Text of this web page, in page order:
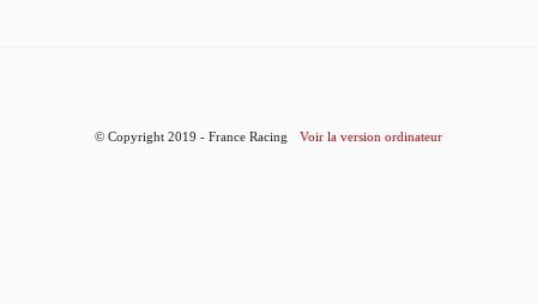
© Copyright 2019 - France Racing Voir la version ordinateur